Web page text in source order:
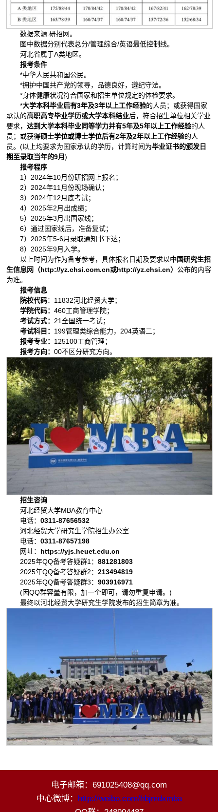
数据来源:研招网。
图中数据分别代表总分/管理综合/英语最低控制线。
河北省属于A类地区。
报考条件
*中华人民共和国公民。
*拥护中国共产党的领导，品德良好，遵纪守法。
*身体健康状况符合国家和招生单位规定的体检要求。
*大学本科毕业后有3年及3年以上工作经验的人员；或获得国家
承认的高职高专毕业学历或大学本科结业后，符合招生单位相关学业
要求，达到大学本科毕业同等学力并有5年及5年以上工作经验的人
员；或获得硕士学位或博士学位后有2年及2年以上工作经验的人
员。(以上均要求为国家承认的学历，计算时间为毕业证书的颁发日
期至录取当年的9月)
报考程序
1）2024年10月份研招网上报名；
2）2024年11月份现场确认；
3）2024年12月底考试；
4）2025年2月出成绩；
5）2025年3月出国家线；
6）通过国家线后，准备复试；
7）2025年5-6月录取通知书下达；
8）2025年9月入学。
以上时间为作为备考参考，具体报名日期及要求以中国研究生招
生信息网（http://yz.chsi.com.cn或http://yz.chsi.cn） 公布的内容
为准。
报考信息
院校代码：11832河北经贸大学；
学院代码：460工商管理学院；
考试方式：21全国统一考试；
考试科目： 199管理类综合能力，204英语二；
报考专业： 125100工商管理；
报考方向：00不区分研究方向。
招生咨询
河北经贸大学MBA教育中心
电话：0311-87656532
河北经贸大学研究生学院招生办公室
电话：0311-87657198
网址： https://yjs.heuet.edu.cn
2025年QQ备考答疑群1：881281803
2025年QQ备考答疑群2：213494819
2025年QQ备考答疑群3：903916971
(因QQ群容量有限，加一个即可，请勿重复申请。)
最终以河北经贸大学研究生学院发布的招生简章为准。
电子邮箱：691025408@qq.com
中心微博： http://weibo.com/hbjmdxmba